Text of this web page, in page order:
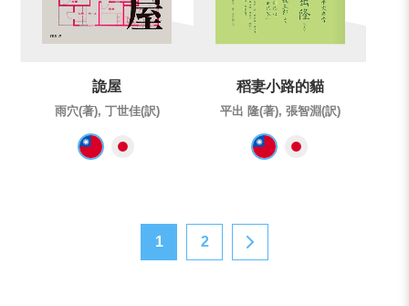
詭屋
雨穴(著), 丁世佳(訳)
稻妻小路的貓
平出 隆(著), 張智淵(訳)
1 2 >